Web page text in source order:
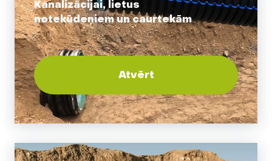
Kanalizācijai, lietus
notekūdeņiem un caurtekām
Atvērt